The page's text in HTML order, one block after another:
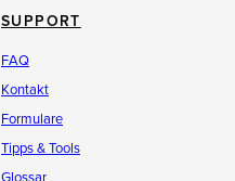
SUPPORT
FAQ
Kontakt
Formulare
Tipps & Tools